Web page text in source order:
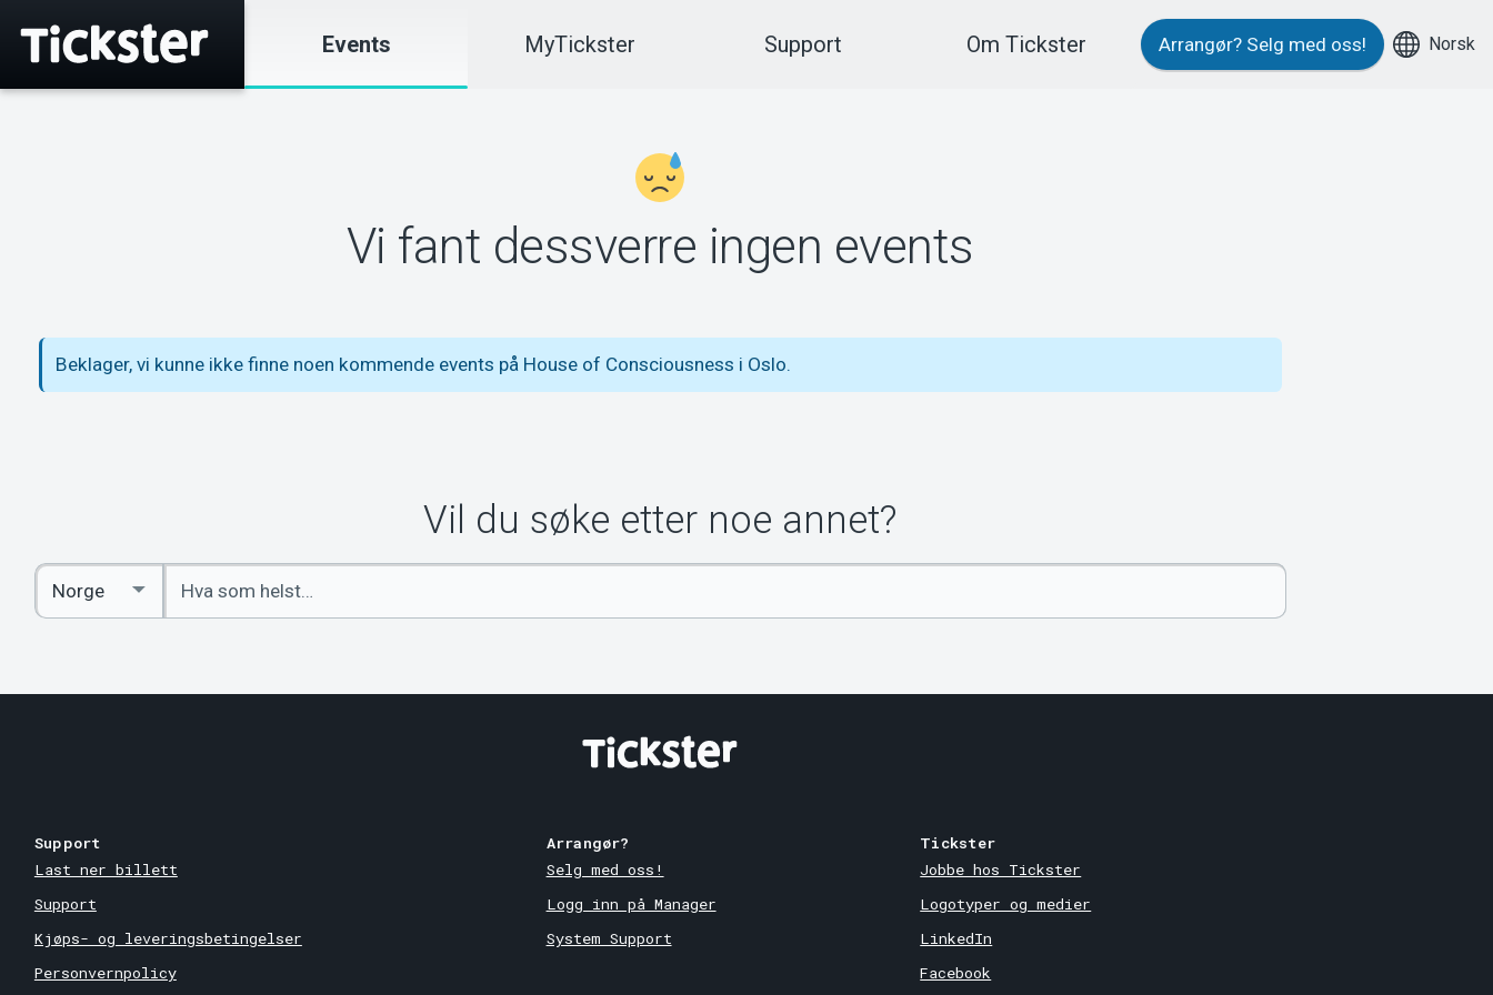
Events MyTickster Support Om Tickster Arrangør? Selg med oss! Norsk
Vi fant dessverre ingen events
Beklager, vi kunne ikke finne noen kommende events på House of Consciousness i Oslo.
Vil du søke etter noe annet?
Angi
nøkkelord
Select
Country
Support
Last ner billett
Support
Kjøps- og leveringsbetingelser
Personvernpolicy
Arrangør?
Selg med oss!
Logg inn på Manager
System Support
Tickster
Jobbe hos Tickster
Logotyper og medier
LinkedIn
Facebook